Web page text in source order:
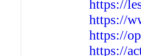
https://
https://
https://
https://